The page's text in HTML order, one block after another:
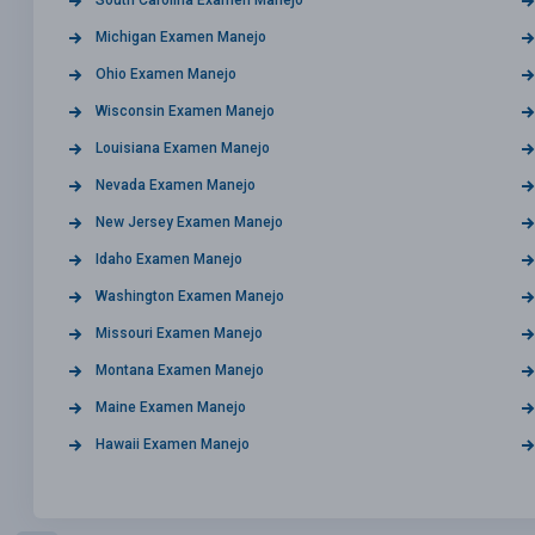
Michigan Examen Manejo
Ohio Examen Manejo
Wisconsin Examen Manejo
Louisiana Examen Manejo
Nevada Examen Manejo
New Jersey Examen Manejo
Idaho Examen Manejo
Washington Examen Manejo
Missouri Examen Manejo
Montana Examen Manejo
Maine Examen Manejo
Hawaii Examen Manejo